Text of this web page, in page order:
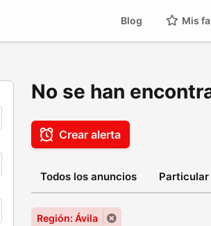
Mis
Blog
No se han
Crear alerta
Todos los anuncios Particular
Región: Ávila